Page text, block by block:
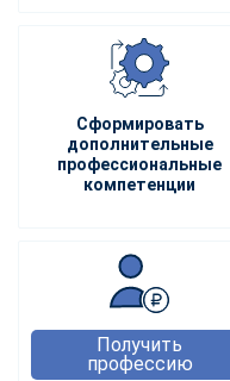
Сформировать
дополнительные
профессиональные
компетенции
Получить
профессию